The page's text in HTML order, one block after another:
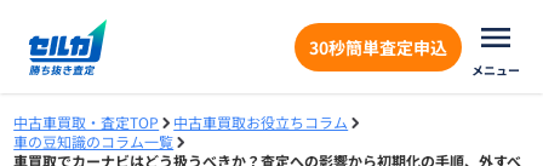
30秒簡単査定申込
メニュー
中古車買取・査定TOP
中古車買取お役立ちコラム
車の豆知識のコラム一覧
車買取でカーナビはどう扱うべきか？査定への影響から初期化の手順、外すべ